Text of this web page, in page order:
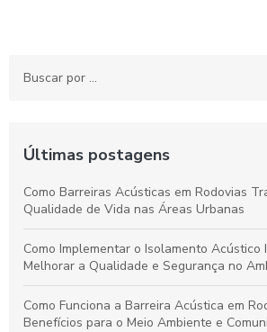
Últimas postagens
Como Barreiras Acústicas em Rodovias
Qualidade de Vida nas Áreas Urbanas
Como Implementar o Isolamento Acústico
Melhorar a Qualidade e Segurança no
Como Funciona a Barreira Acústica em
Benefícios para o Meio Ambiente e